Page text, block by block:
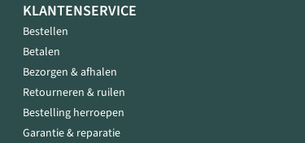
KLANTENSERVICE
Bestellen
Betalen
Bezorgen & afhalen
Retourneren & ruilen
Bestelling herroepen
Garantie & reparatie